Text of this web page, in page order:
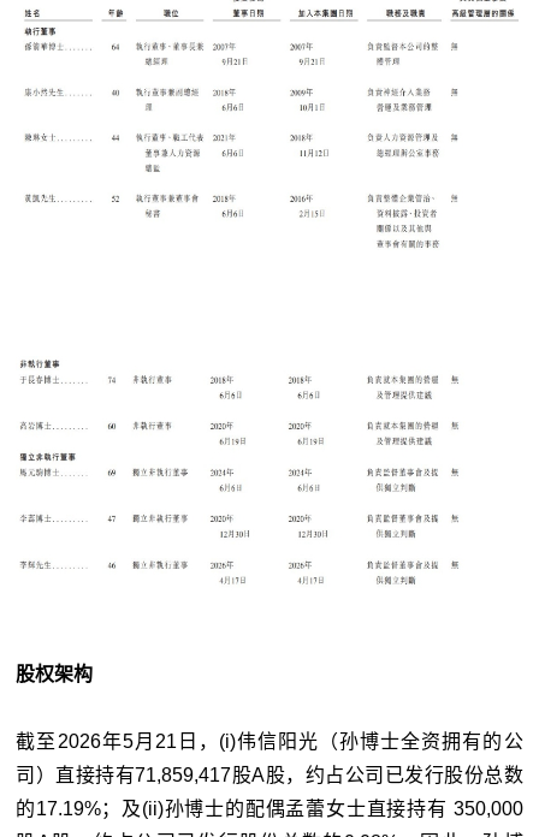
股权架构
截至2026年5月21日，(i)伟信阳光（孙博士全资拥有的公
司）直接持有71,859,417股A股，约占公司已发行股份总数
的17.19%；及(ii)孙博士的配偶孟蕾女士直接持有 350,000